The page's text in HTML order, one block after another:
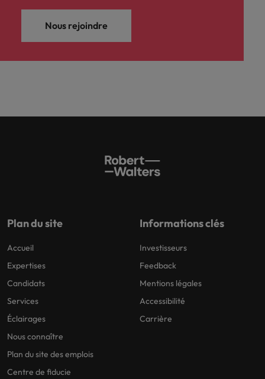
Nous rejoindre
Plan du site
Accueil
Expertises
Candidats
Services
Éclairages
Nous connaître
Plan du site des emplois
Centre de fiducie
Informations clés
Investisseurs
Feedback
Mentions légales
Accessibilité
Carrière